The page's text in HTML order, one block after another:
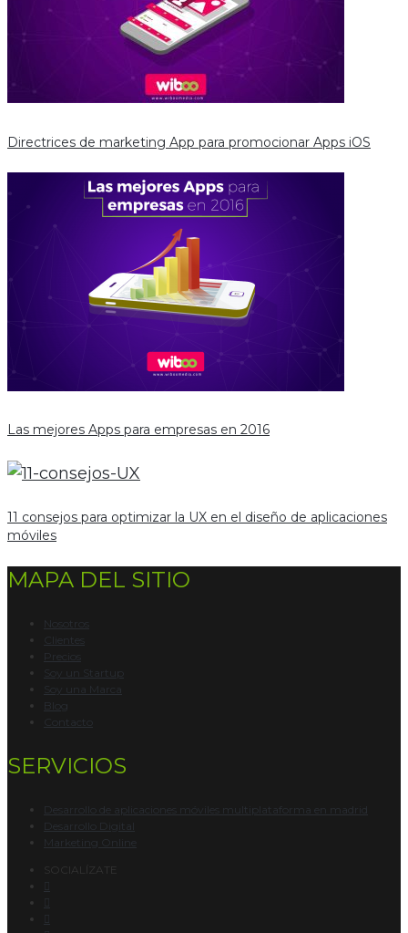
Directrices de marketing App para promocionar Apps iOS
Las mejores Apps para empresas en 2016
11 consejos para optimizar la UX en el diseño de aplicaciones
móviles
MAPA DEL SITIO
Nosotros
Clientes
Precios
Soy un Startup
Soy una Marca
Blog
Contacto
SERVICIOS
Desarrollo de aplicaciones móviles multiplataforma en madrid
Desarrollo Digital
Marketing Online
SOCIALÍZATE